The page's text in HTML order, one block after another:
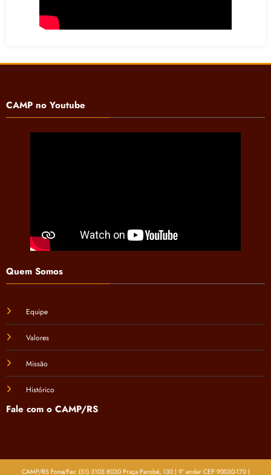
CAMP no Youtube
Quem Somos
Equipe
Valores
Missão
Histórico
Fale com o CAMP/RS
CAMP/RS Fone/Fax: (51) 3105 8030 Praça Parobé, 130 | 9º andar CEP 90030-170 |